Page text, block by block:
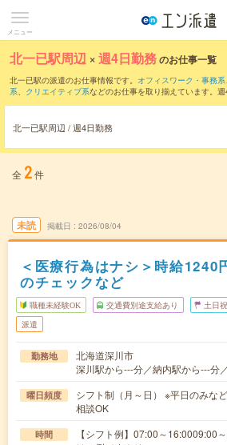
メニュー
北一已駅周辺 ×週4日勤務のお仕事一覧
北一已駅の派遣のお仕事情報です。 オフィスワーク・事務系、
系、 クリエイティブ系などのお仕事を取り揃えています。週
北一已駅周辺 / 週4日勤務
全 2件
未読 掲載日 2026/08/04
＜医療行為はナシ＞時給1240
のチェックなど
職種未経験OK 交通費別途支給あり 土日
派遣
勤務地
北海道深川市
深川駅から---分／納内駅から---分
曜日頻度
シフト制（月～日） ※平日のみな
相談OK
時間
【シフト例】07:00～16:0009:00